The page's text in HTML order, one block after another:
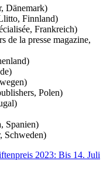
Dänemark)
Finnland)
Frankreich)
de la presse magazine,
Polen)
Spanien)
Schweden)
2023: Bis 14. Juli